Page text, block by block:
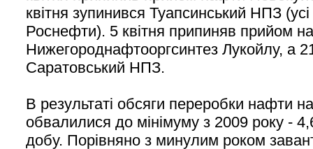
квітня зупинився Туапсинський НПЗ
Роснефти). 5 квітня припиняв прийом
Нижегороднафтооргсинтез Лукойлу, а
Саратовський НПЗ.
В результаті обсяги переробки нафти
обвалилися до мінімуму з 2009 року -
добу. Порівняно з минулим роком